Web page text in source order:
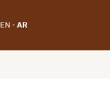
AR
EN